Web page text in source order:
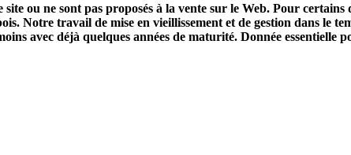
ou ne sont pas proposés à la vente sur le Web. Pour
Notre travail de mise en vieillissement et de gestion dans le
avec déjà quelques années de maturité. Donnée